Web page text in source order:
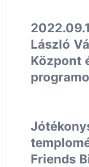
László
Központ
Friends